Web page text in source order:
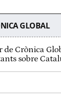
GLOBAL
Crònica
sobre